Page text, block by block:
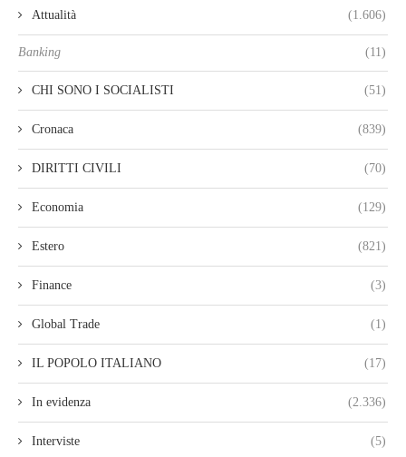
Attualità (1.606)
Banking (11)
CHI SONO I SOCIALISTI (51)
Cronaca (839)
DIRITTI CIVILI (70)
Economia (129)
Estero (821)
Finance (3)
Global Trade (1)
IL POPOLO ITALIANO (17)
In evidenza (2.336)
Interviste (5)